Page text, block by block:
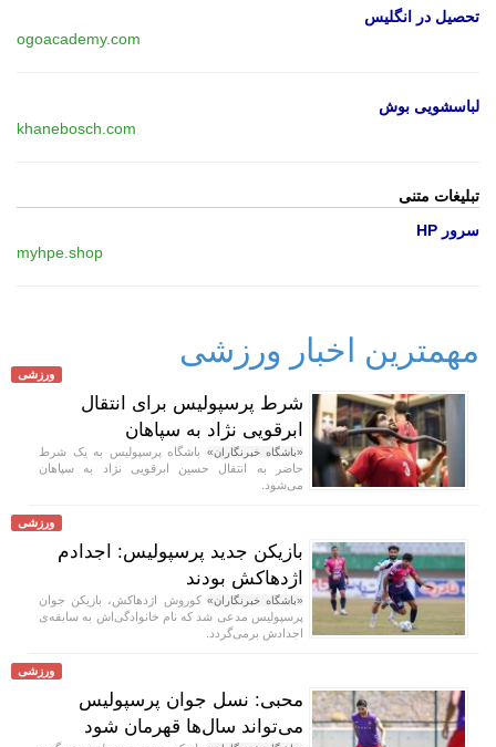
تحصیل در انگلیس
ogoacademy.com
لباسشویی بوش
khanebosch.com
تبلیغات متنی
سرور HP
myhpe.shop
مهمترین اخبار ورزشی
ورزشی
شرط پرسپولیس برای انتقال
ابرقویی نژاد به سپاهان
«باشگاه خبرنگاران» باشگاه پرسپولیس به یک شرط
حاضر به انتقال حسین ابرقویی نژاد به سپاهان
می‌شود.
ورزشی
بازیکن جدید پرسپولیس: اجدادم
اژدهاکش بودند
«باشگاه خبرنگاران» کوروش اژدهاکش، بازیکن جوان
پرسپولیس مدعی شد که نام خانوادگی‌اش به سابقه‌ی
اجدادش برمی‌گردد.
ورزشی
محبی: نسل جوان پرسپولیس
می‌تواند سال‌ها قهرمان شود